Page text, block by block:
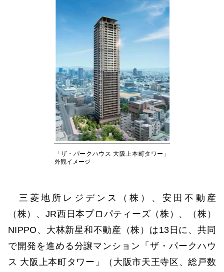
「ザ・パークハウス 大阪上本町タワー」
外観イメージ
三菱地所レジデンス（株）、安田不動産
（株）、JR西日本プロパティーズ（株）、（株）
NIPPO、大林新星和不動産（株）は13日に、共同
で開発を進める分譲マンション「ザ・パークハウ
ス 大阪上本町タワー」（大阪市天王寺区、総戸数